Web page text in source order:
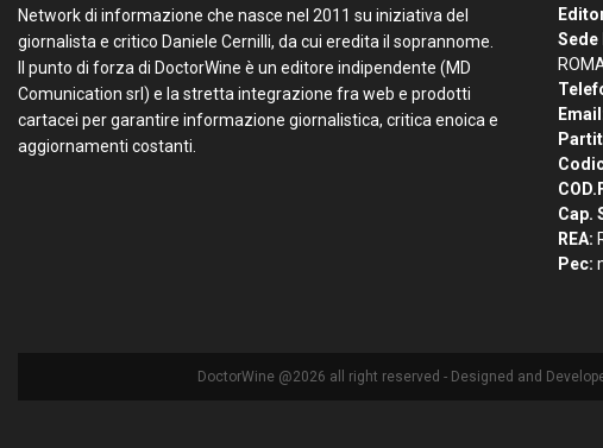
Network di informazione che nasce nel 2011 su iniziativa del
giornalista e critico Daniele Cernilli, da cui eredita il soprannome.
Il punto di forza di DoctorWine è un editore indipendente (MD
Comunication srl) e la stretta integrazione fra web e prodotti
cartacei per garantire informazione giornalistica, critica enoica e
aggiornamenti costanti.
Sede
Cap.
REA:
Pec:
DoctorWine @2026 all right reserved - Designed and